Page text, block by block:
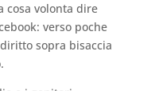
cosa volonta dire
verso poche
sopra bisaccia